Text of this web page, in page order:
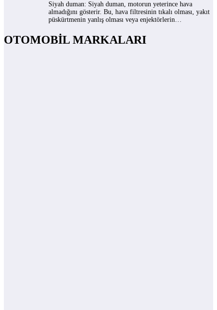
Siyah duman: Siyah duman, motorun yeterince hava
almadığını gösterir. Bu, hava filtresinin tıkalı olması, yakıt
püskürtmenin yanlış olması veya enjektörlerin…
OTOMOBİL MARKALARI